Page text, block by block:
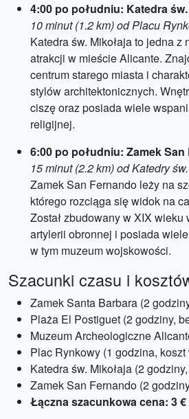
4:00 po południu: Katedra
10 minut (1.2 km) od Placu
Katedra św. Mikołaja to jedna z
atrakcji w mieście Alicante.
centrum starego miasta i
stylów architektonicznych.
ciszę oraz posiada wiele
religijnej.
6:00 po południu: Zamek San
15 minut (2.2 km) od Katedry
Zamek San Fernando leży na
którego rozciąga się widok na
Został zbudowany w XIX
artylerii obronnej i posiada
w tym muzeum wojskowości.
Szacunki czasu i
Zamek Santa Barbara (2
Plaża El Postiguet (2 godziny,
Muzeum Archeologiczne
Plac Rynkowy (1 godzina, koszt
Katedra św. Mikołaja (2
Zamek San Fernando (2
Łączna szacunkowa cena: 3